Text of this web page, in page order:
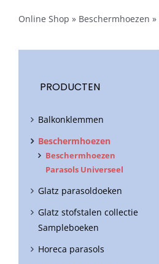
Online Shop » Beschermhoezen »
PRODUCTEN
Balkonklemmen
Beschermhoezen
Beschermhoezen
Parasols Universeel
Glatz parasoldoeken
Glatz stofstalen collectie
Sampleboeken
Horeca parasols